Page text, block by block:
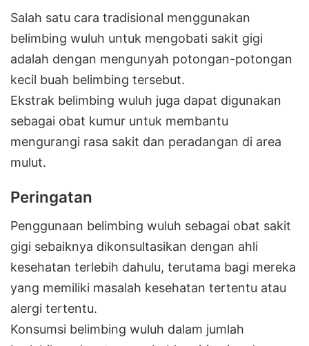
Salah satu cara tradisional menggunakan
belimbing wuluh untuk mengobati sakit gigi
adalah dengan mengunyah potongan-potongan
kecil buah belimbing tersebut.
Ekstrak belimbing wuluh juga dapat digunakan
sebagai obat kumur untuk membantu
mengurangi rasa sakit dan peradangan di area
mulut.
Peringatan
Penggunaan belimbing wuluh sebagai obat sakit
gigi sebaiknya dikonsultasikan dengan ahli
kesehatan terlebih dahulu, terutama bagi mereka
yang memiliki masalah kesehatan tertentu atau
alergi tertentu.
Konsumsi belimbing wuluh dalam jumlah